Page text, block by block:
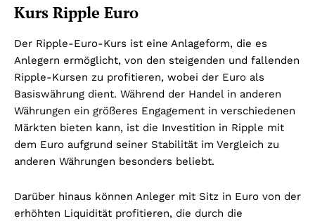
Kurs Ripple Euro
Der Ripple-Euro-Kurs ist eine Anlageform, die es
Anlegern ermöglicht, von den steigenden und fallenden
Ripple-Kursen zu profitieren, wobei der Euro als
Basiswährung dient. Während der Handel in anderen
Währungen ein größeres Engagement in verschiedenen
Märkten bieten kann, ist die Investition in Ripple mit
dem Euro aufgrund seiner Stabilität im Vergleich zu
anderen Währungen besonders beliebt.
Darüber hinaus können Anleger mit Sitz in Euro von der
erhöhten Liquidität profitieren, die durch die